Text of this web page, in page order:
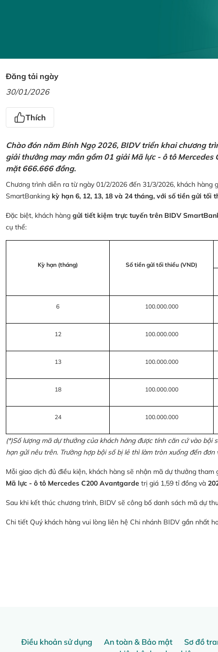
Đăng tải ngày
30/01/2026
Thích
Chào đón năm Bính Ngọ 2026, BIDV triển khai chương
giải thưởng may mắn gồm 01 giải Mã lực - ô tô
mặt 666.666 đồng.
Chương trình diễn ra từ ngày 01/2/2026 đến 31/3/2026, khách
SmartBanking kỳ hạn 6, 12, 13, 18 và 24 tháng, với số tiền gửi tối
Đặc biệt, khách hàng gửi tiết kiệm trực tuyến trên BIDV
cụ thể:
Kỳ hạn (tháng) Số tiền gửi tối thiểu (VND)
6 100.000.000
12 100.000.000
13 100.000.000
18 100.000.000
24 100.000.000
(*)Số lượng mã dự thưởng của khách hàng được tính căn cứ vào
hạn gửi nêu trên. Trường hợp bội số bị lẻ thì làm tròn xuống đến đơn
Mỗi giao dịch đủ điều kiện, khách hàng sẽ nhận mã dự thưởng
Mã lực - ô tô Mercedes C200 Avantgarde trị giá 1,59 tỉ đồng và
Sau khi kết thúc chương trình, BIDV sẽ công bố danh sách mã dự
Chi tiết Quý khách hàng vui lòng liên hệ Chi nhánh BIDV gần nhất
Điều khoản sử dụng An toàn & Bảo mật Sơ đồ